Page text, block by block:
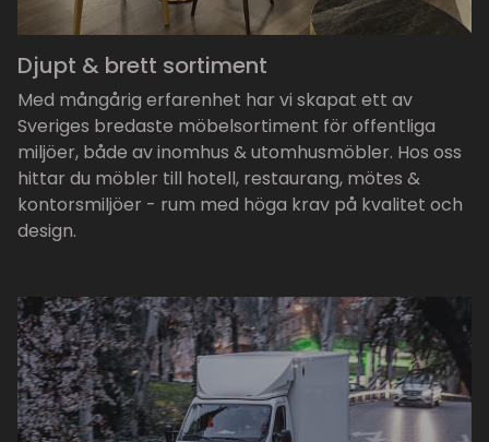
Djupt & brett sortiment
Med mångårig erfarenhet har vi skapat ett av
Sveriges bredaste möbelsortiment för offentliga
miljöer, både av inomhus & utomhusmöbler. Hos oss
hittar du möbler till hotell, restaurang, mötes &
kontorsmiljöer - rum med höga krav på kvalitet och
design.